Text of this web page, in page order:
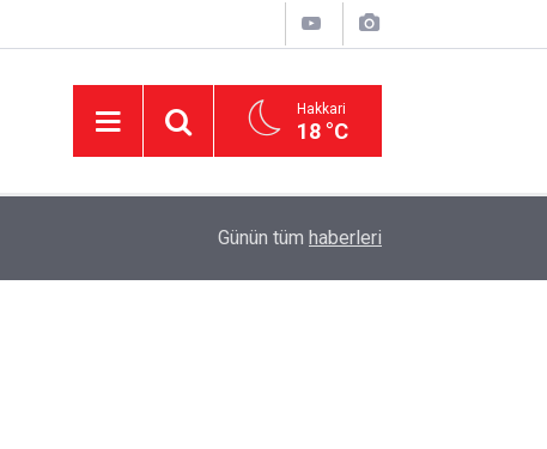
Hakkari
18 °C
Hakkari'de 3 dağ keçisi ihale ile öldürülecek
Günün tüm haberleri